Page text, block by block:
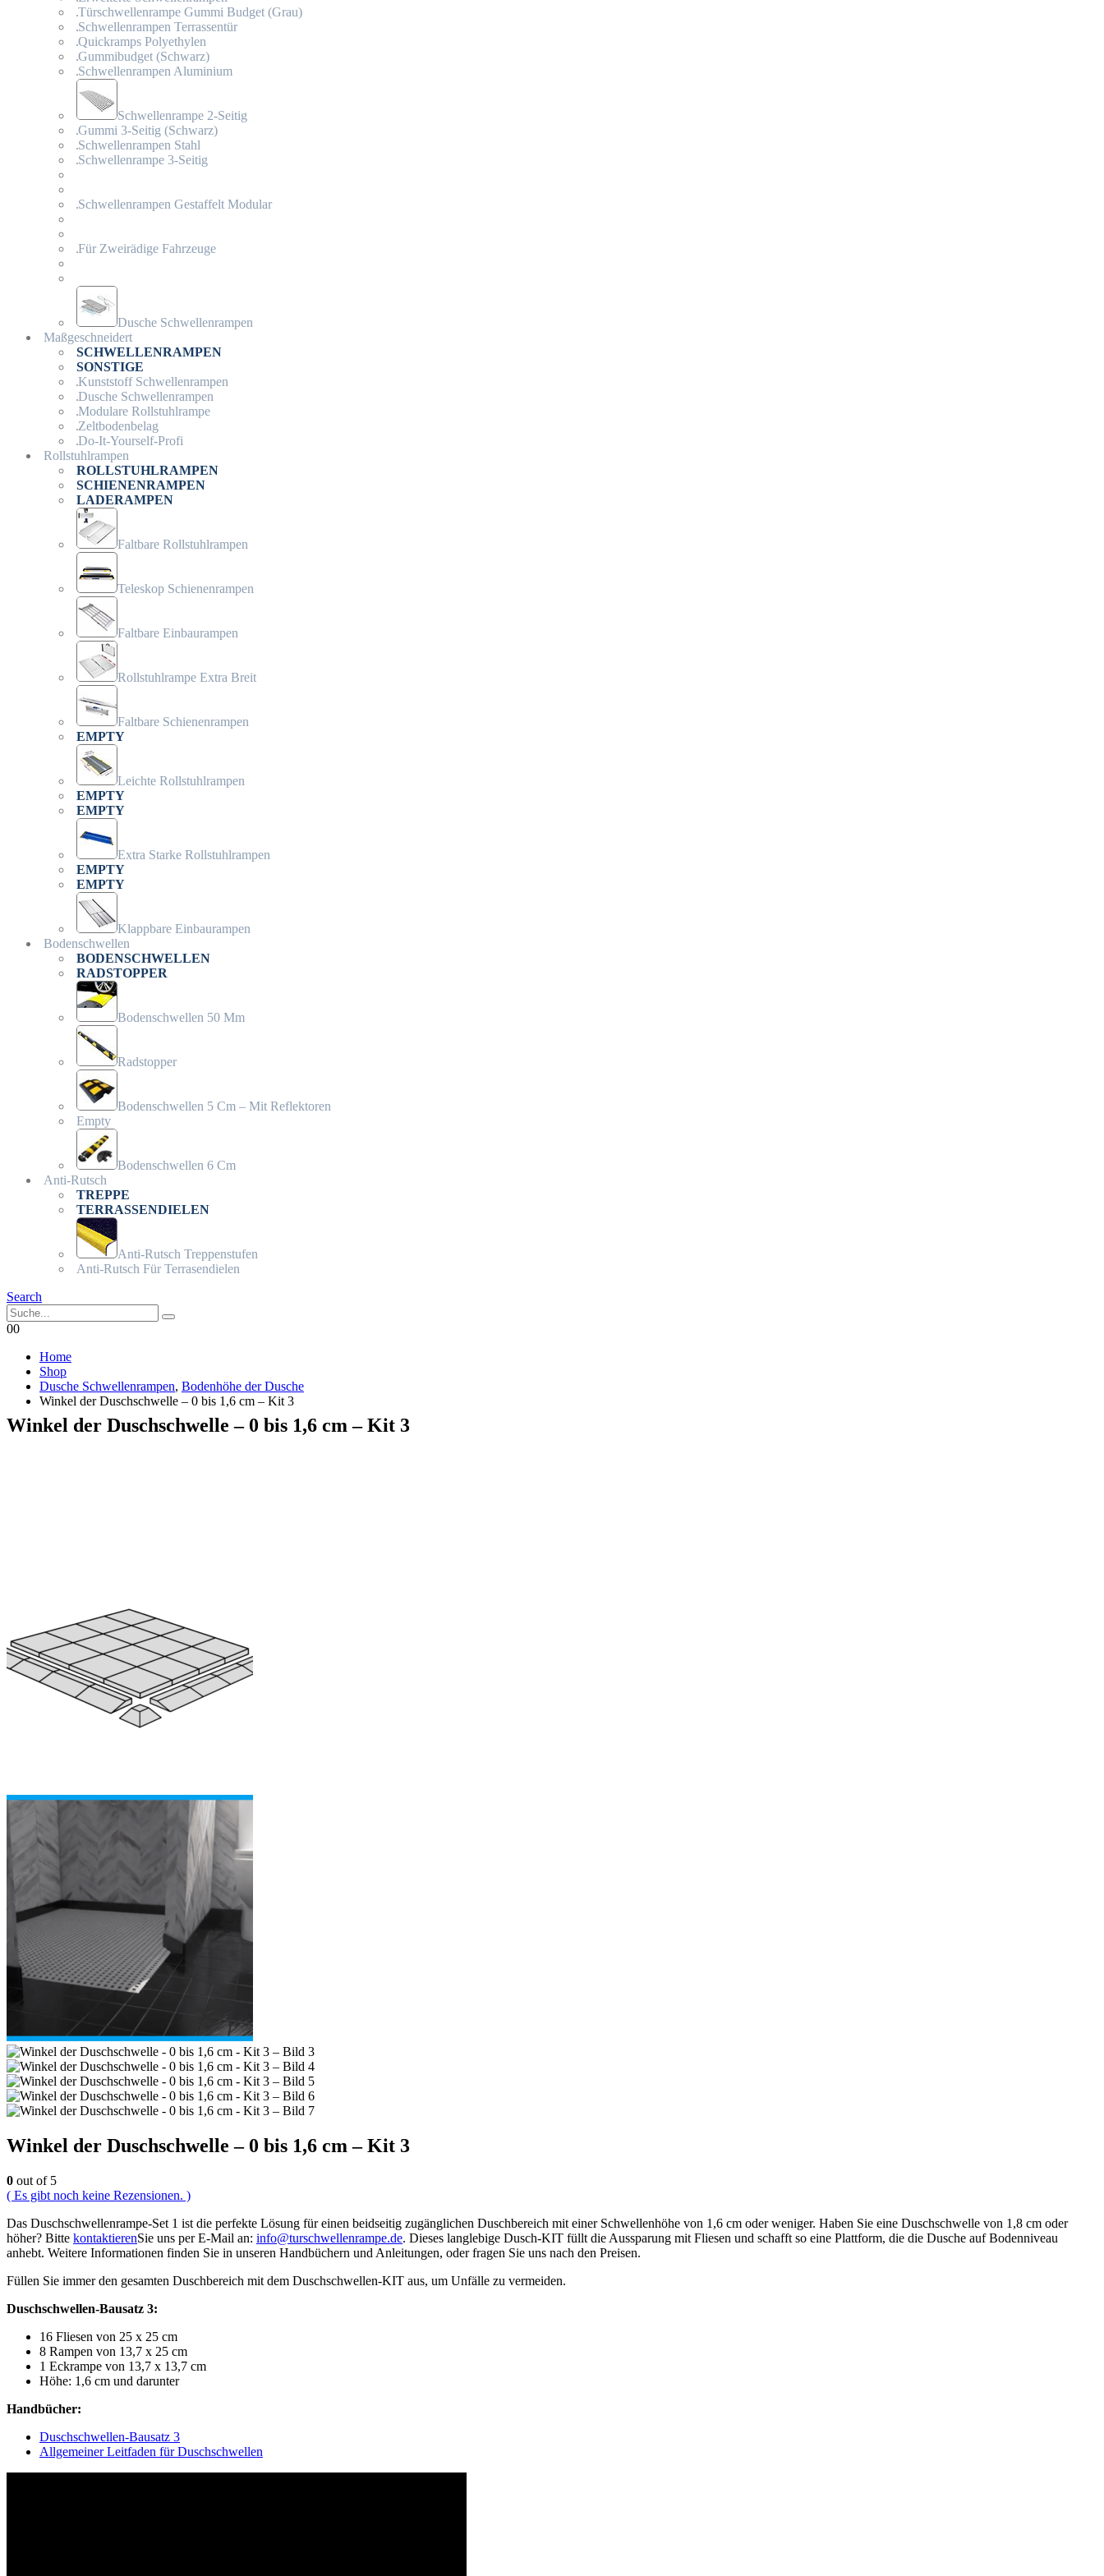
Türschwellenrampe Gummi Budget (Grau)
Schwellenrampen Terrassentür
Quickramps Polyethylen
Gummibudget (Schwarz)
Schwellenrampen Aluminium
Schwellenrampe 2-Seitig
Gummi 3-Seitig (Schwarz)
Schwellenrampen Stahl
Schwellenrampe 3-Seitig
Schwellenrampen Gestaffelt Modular
Für Zweirädige Fahrzeuge
Dusche Schwellenrampen
Maßgeschneidert
SCHWELLENRAMPEN
SONSTIGE
Kunststoff Schwellenrampen
Dusche Schwellenrampen
Modulare Rollstuhlrampe
Zeltbodenbelag
Do-It-Yourself-Profi
Rollstuhlrampen
ROLLSTUHLRAMPEN
SCHIENENRAMPEN
LADERAMPEN
Faltbare Rollstuhlrampen
Teleskop Schienenrampen
Faltbare Einbaurampen
Rollstuhlrampe Extra Breit
Faltbare Schienenrampen
EMPTY
Leichte Rollstuhlrampen
EMPTY
EMPTY
Extra Starke Rollstuhlrampen
EMPTY
EMPTY
Klappbare Einbaurampen
Bodenschwellen
BODENSCHWELLEN
RADSTOPPER
Bodenschwellen 50 Mm
Radstopper
Bodenschwellen 5 Cm – Mit Reflektoren
Empty
Bodenschwellen 6 Cm
Anti-Rutsch
TREPPE
TERRASSENDIELEN
Anti-Rutsch Treppenstufen
Anti-Rutsch Für Terrasendielen
Search
00
Home
Shop
Dusche Schwellenrampen, Bodenhöhe der Dusche
Winkel der Duschschwelle – 0 bis 1,6 cm – Kit 3
Winkel der Duschschwelle – 0 bis 1,6 cm – Kit 3
Winkel der Duschschwelle – 0 bis 1,6 cm – Kit 3
0 out of 5
( Es gibt noch keine Rezensionen. )
Das Duschschwellenrampe-Set 1 ist die perfekte Lösung für einen beidseitig zugänglichen Duschbereich mit einer Schwellenhöhe von 1,6 cm oder weniger. Haben Sie eine Duschschwelle von 1,8 cm oder
höher? Bitte kontaktierenSie uns per E-Mail an: info@turschwellenrampe.de. Dieses langlebige Dusch-KIT füllt die Aussparung mit Fliesen und schafft so eine Plattform, die die Dusche auf Bodenniveau
anhebt. Weitere Informationen finden Sie in unseren Handbüchern und Anleitungen, oder fragen Sie uns nach den Preisen.
Füllen Sie immer den gesamten Duschbereich mit dem Duschschwellen-KIT aus, um Unfälle zu vermeiden.
Duschschwellen-Bausatz 3:
16 Fliesen von 25 x 25 cm
8 Rampen von 13,7 x 25 cm
1 Eckrampe von 13,7 x 13,7 cm
Höhe: 1,6 cm und darunter
Handbücher:
Duschschwellen-Bausatz 3
Allgemeiner Leitfaden für Duschschwellen